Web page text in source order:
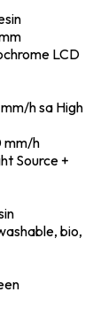
LCD
h sa High
mm/h
Source +
bio,